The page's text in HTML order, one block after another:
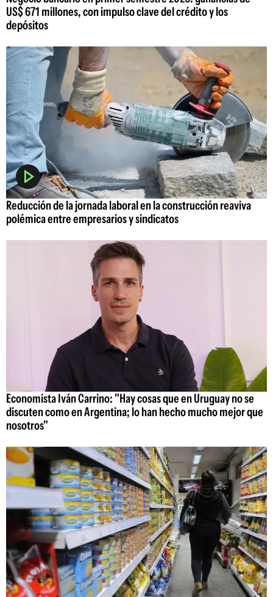
US$ 671 millones, con impulso clave del crédito y los
depósitos
Reducción de la jornada laboral en la construcción reaviva
polémica entre empresarios y sindicatos
Economista Iván Carrino: "Hay cosas que en Uruguay no se
discuten como en Argentina; lo han hecho mucho mejor que
nosotros"